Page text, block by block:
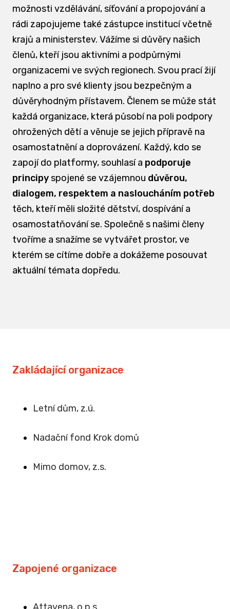
možnosti vzdělávání, síťování a propojování a
rádi zapojujeme také zástupce institucí včetně
krajů a ministerstev. Vážíme si důvěry našich
členů, kteří jsou aktivními a podpůrnými
organizacemi ve svých regionech. Svou prací žijí
naplno a pro své klienty jsou bezpečným a
důvěryhodným přístavem. Členem se může stát
každá organizace, která působí na poli podpory
ohrožených dětí a věnuje se jejich přípravě na
osamostatnění a doprovázení. Každý, kdo se
zapojí do platformy, souhlasí a podporuje
principyspojené se vzájemnou důvěrou,
dialogem, respektem a nasloucháním potřeb
těch, kteří měli složité dětství, dospívání a
osamostatňování se. Společně s našimi členy
tvoříme a snažíme se vytvářet prostor, ve
kterém se cítíme dobře a dokážeme posouvat
aktuální témata dopředu.
Zakládající organizace
Letní dům, z.ú.
Nadační fond Krok domů
Mimo domov, z.s.
Zapojené organizace